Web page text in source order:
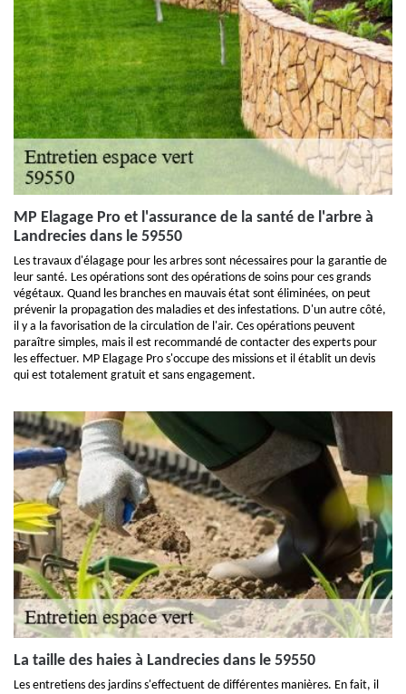
MP Elagage Pro et l'assurance de la santé de l'arbre à
Landrecies dans le 59550
Les travaux d'élagage pour les arbres sont nécessaires pour la garantie de
leur santé. Les opérations sont des opérations de soins pour ces grands
végétaux. Quand les branches en mauvais état sont éliminées, on peut
prévenir la propagation des maladies et des infestations. D'un autre côté,
il y a la favorisation de la circulation de l'air. Ces opérations peuvent
paraître simples, mais il est recommandé de contacter des experts pour
les effectuer. MP Elagage Pro s'occupe des missions et il établit un devis
qui est totalement gratuit et sans engagement.
La taille des haies à Landrecies dans le 59550
Les entretiens des jardins s'effectuent de différentes manières. En fait, il